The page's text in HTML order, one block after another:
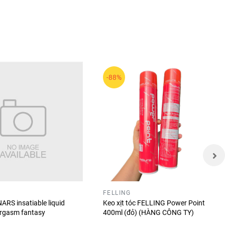
sản
✨👁️insatiable liquid
fantasy
-88%
FELLING
Keo xịt tóc FELLING Power Point
400ml (đỏ) (HÀNG CÔNG TY)